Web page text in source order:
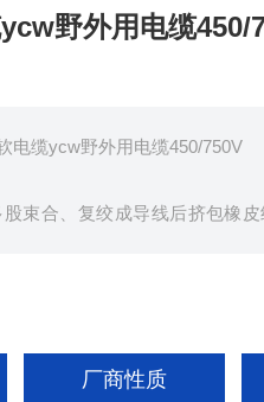
野外用电缆450/
电缆ycw野外用电缆450/750V
束合、复绞成导线后挤包橡
厂商性质